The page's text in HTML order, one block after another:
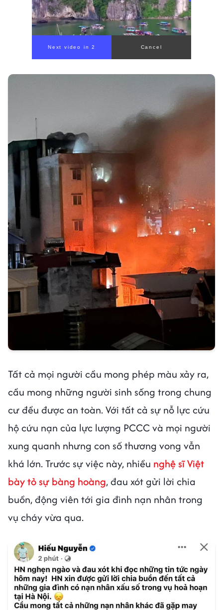
Tất cả mọi người cầu mong phép màu xảy ra,
cầu mong những người sinh sống trong chung
cư đều được an toàn. Với tất cả sự nỗ lực cứu
hộ cứu nạn của lực lượng PCCC và mọi người
xung quanh nhưng con số thương vong vẫn
khá lớn. Trước sự việc này, nhiều nghệ sĩ Việt
bày tỏ sự bàng hoàng, đau xót gửi lời chia
buồn, động viên tới gia đình nạn nhân trong
vụ cháy vừa qua.